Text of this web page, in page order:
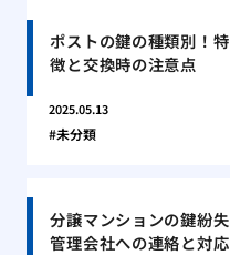
ポストの鍵の種類別！特
徴と交換時の注意点
2025.05.13
未分類
分譲マンションの鍵紛失
管理会社への連絡と対応